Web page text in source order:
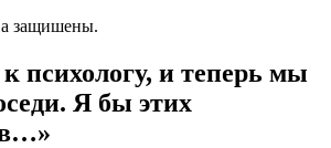
защишены.
психологу, и теперь мы
Я бы этих